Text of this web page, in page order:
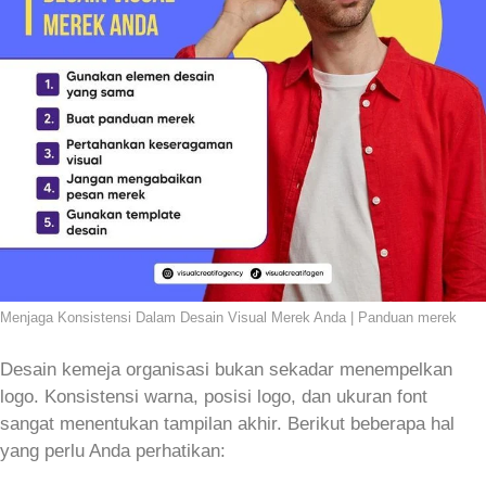
Menjaga Konsistensi Dalam Desain Visual Merek Anda | Panduan merek
Desain kemeja organisasi bukan sekadar menempelkan
logo. Konsistensi warna, posisi logo, dan ukuran font
sangat menentukan tampilan akhir. Berikut beberapa hal
yang perlu Anda perhatikan: